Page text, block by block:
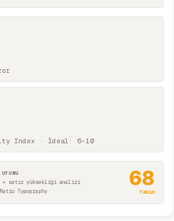
Index · İdeal: 6–10
+ satır yüksekliği analizi
Typography
68
Yakın